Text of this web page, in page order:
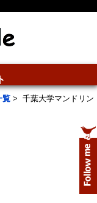
覧 > 千葉大学マンドリン